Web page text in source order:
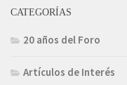
CATEGORÍAS
20 años del Foro
Artículos de Interés